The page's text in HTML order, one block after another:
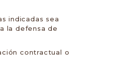
indicadas sea
la defensa de
contractual o